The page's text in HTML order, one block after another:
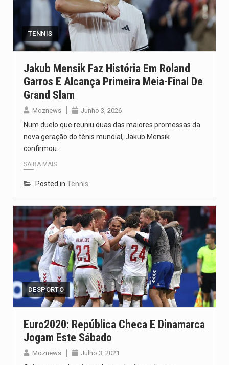
Segundo as autoridades canadianas, mais de 200 incêndios florestais continuam…
De acordo com as autoridades de saúde da Faixa de…
Cover photo suggestion (in English): A police officer outside a…
TENNIS
Jakub Mensik Faz História Em Roland
Garros E Alcança Primeira Meia-Final De
Grand Slam
Moznews Junho 3, 2026
Num duelo que reuniu duas das maiores promessas da
nova geração do ténis mundial, Jakub Mensik
confirmou…
SAIBA MAIS
Posted in Tennis
DESPORTO
Euro2020: República Checa E Dinamarca
Jogam Este Sábado
Moznews Julho 3, 2021